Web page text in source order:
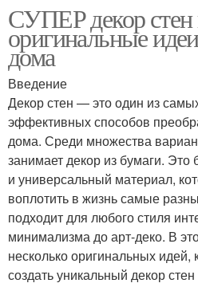
Идеи для супер декора
Идеи для бумажного
декора
Домашний декор
Декор от разрушения
СУПЕР декор стен
оригинальные
дома
Введение
Декор стен — это один из
эффективных способов
дома. Среди множества
занимает декор из бумаги.
и универсальный материал,
воплотить в жизнь самые
подходит для любого стиля
минимализма до арт-деко. В
несколько оригинальных идей,
создать уникальный декор